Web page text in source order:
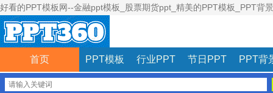
好看的PPT模板网--金融ppt模板_股票期货ppt_精美的PPT模板_PPT背
首页 PPT模板 行业PPT 节日PPT PPT背